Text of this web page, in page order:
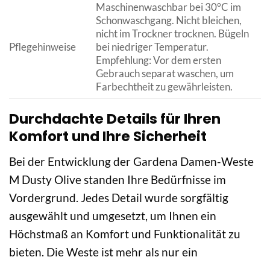
Pflegehinweise
Maschinenwaschbar bei 30°C im
Schonwaschgang. Nicht bleichen,
nicht im Trockner trocknen. Bügeln
bei niedriger Temperatur.
Empfehlung: Vor dem ersten
Gebrauch separat waschen, um
Farbechtheit zu gewährleisten.
Durchdachte Details für Ihren
Komfort und Ihre Sicherheit
Bei der Entwicklung der Gardena Damen-Weste
M Dusty Olive standen Ihre Bedürfnisse im
Vordergrund. Jedes Detail wurde sorgfältig
ausgewählt und umgesetzt, um Ihnen ein
Höchstmaß an Komfort und Funktionalität zu
bieten. Die Weste ist mehr als nur ein